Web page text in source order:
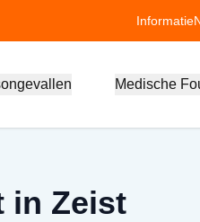
Informatie
Medische
in Zeist